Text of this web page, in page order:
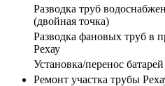
Разводка труб
(двойная точка)
Разводка фановых труб в
Рехау
Установка/перенос
Ремонт участка трубы